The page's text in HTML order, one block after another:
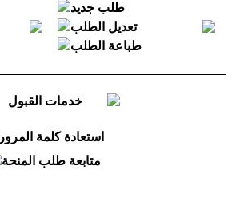
طلب جديد
تعديل الطلب
طباعة الطلب
خدمات القبول
استعادة كلمة المرور
متابعة طلب المنحة